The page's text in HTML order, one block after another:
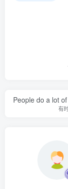
People do a lot
有